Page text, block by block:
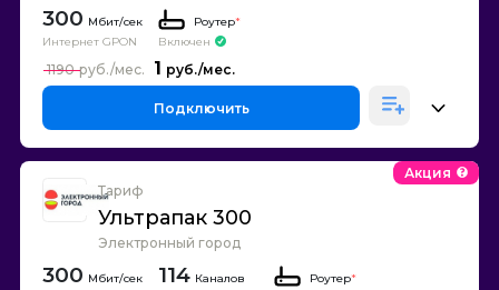
300
Интернет GPON
Роутер*
Включен
1
1190
Подключить
Тариф
Ультрапак 300
Электронный город
Акция
300 114 Каналов
Роутер*